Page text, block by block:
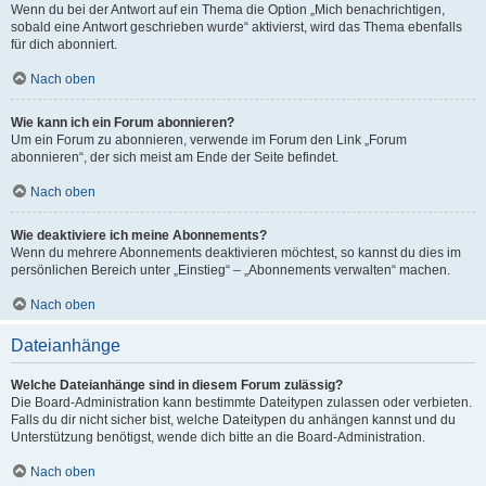
Wenn du bei der Antwort auf ein Thema die Option „Mich benachrichtigen,
sobald eine Antwort geschrieben wurde“ aktivierst, wird das Thema ebenfalls
für dich abonniert.
Nach oben
Wie kann ich ein Forum abonnieren?
Um ein Forum zu abonnieren, verwende im Forum den Link „Forum
abonnieren“, der sich meist am Ende der Seite befindet.
Nach oben
Wie deaktiviere ich meine Abonnements?
Wenn du mehrere Abonnements deaktivieren möchtest, so kannst du dies im
persönlichen Bereich unter „Einstieg“ – „Abonnements verwalten“ machen.
Nach oben
Dateianhänge
Welche Dateianhänge sind in diesem Forum zulässig?
Die Board-Administration kann bestimmte Dateitypen zulassen oder verbieten.
Falls du dir nicht sicher bist, welche Dateitypen du anhängen kannst und du
Unterstützung benötigst, wende dich bitte an die Board-Administration.
Nach oben